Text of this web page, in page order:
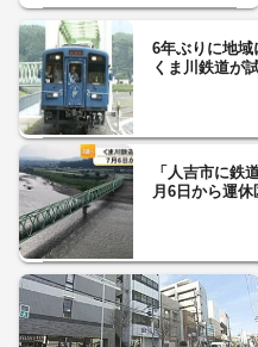
6年ぶりに地
くま川鉄道が
「人吉市に鉄
月6日から運